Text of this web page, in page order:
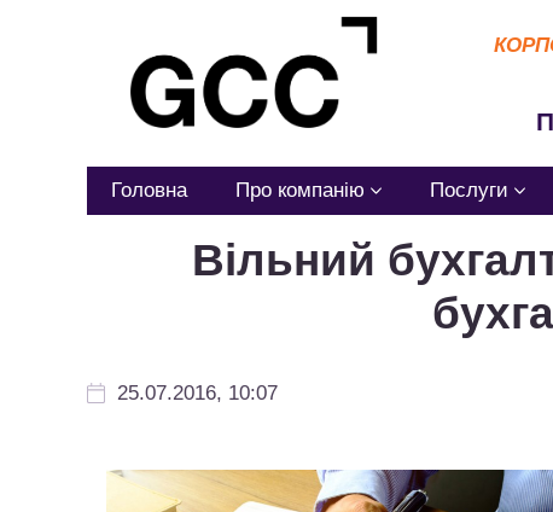
Головна Про компанію Послуги
Вільний
25.07.2016, 10:07